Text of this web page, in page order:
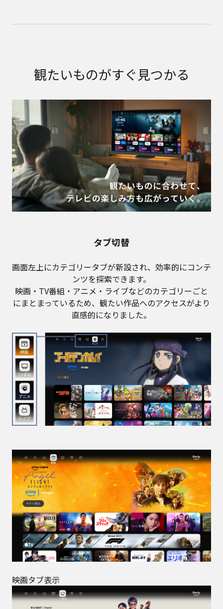
観たいものがすぐ見つかる
タブ切替
画面左上にカテゴリータブが新設され、効率的にコンテ
ンツを探索できます。
映画・TV番組・アニメ・ライブなどのカテゴリーごと
にまとまっているため、観たい作品へのアクセスがより
直感的になりました。
映画タブ表示